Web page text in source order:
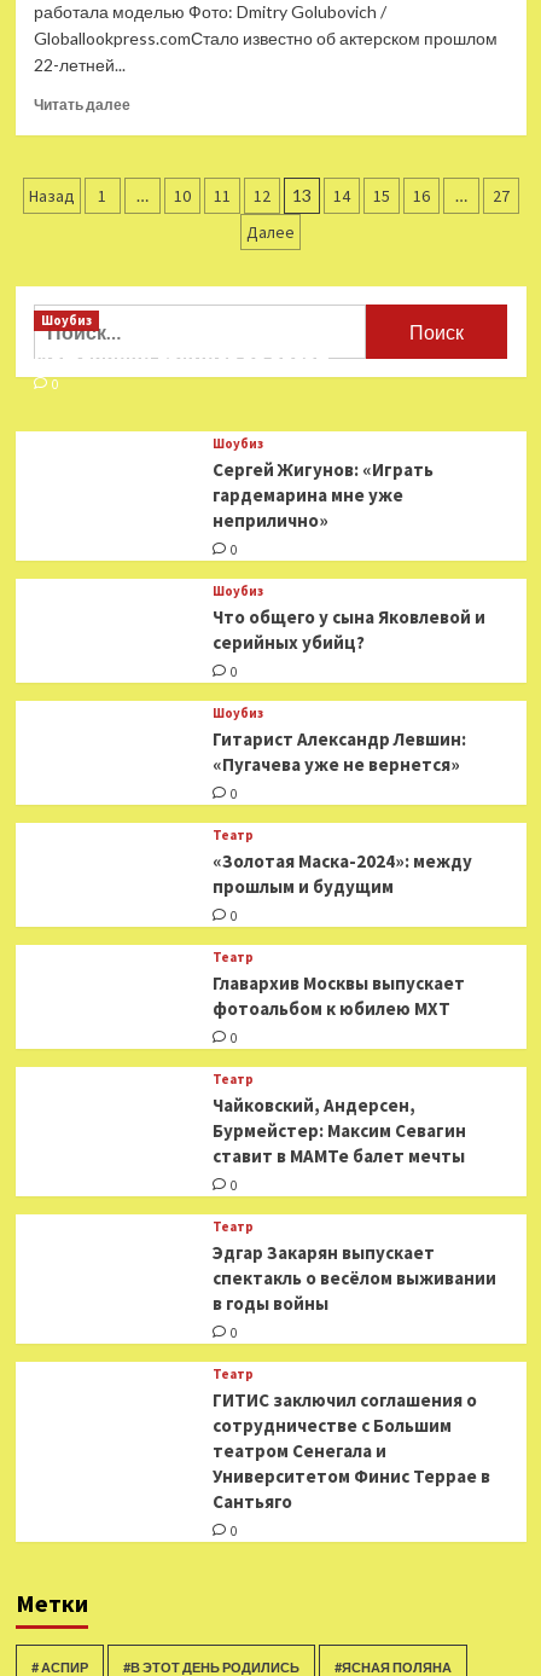
не
снилось»
работала моделью Фото: Dmitry Golubovich /
Globallookpress.comСтало известно об актерском прошлом
22-летней...
Читать далееПрочитать
известно
об
молодой
жены
Петрова
Пагинация
Назад 1 … 10 11 12 13 14 15 16 …
27
Далее
Найти:
Шоубиз
Мошенники взялись за звезд
0
Шоубиз
Сергей Жигунов: «Играть
гардемарина мне уже
неприлично»
0
Шоубиз
Что общего у сына Яковлевой и
серийных убийц?
0
Шоубиз
Гитарист Александр Левшин:
«Пугачева уже не вернется»
0
Театр
«Золотая Маска-2024»: между
прошлым и будущим
0
Театр
​​Главархив Москвы выпускает
фотоальбом к юбилею МХТ
0
Театр
​​Чайковский, Андерсен,
Бурмейстер: Максим Севагин
ставит в МАМТе балет мечты
0
Театр
Эдгар Закарян выпускает
спектакль о весёлом выживании
в годы войны
0
Театр
ГИТИС заключил соглашения о
сотрудничестве с Большим
театром Сенегала и
Университетом Финис Террае в
Сантьяго
0
Метки
# АСПИР #В ЭТОТ ДЕНЬ РОДИЛИСЬ #ЯСНАЯ ПОЛЯНА